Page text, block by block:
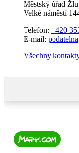
Městský úřad
Velké náměstí
Telefon: +420
E-mail:
Všechny